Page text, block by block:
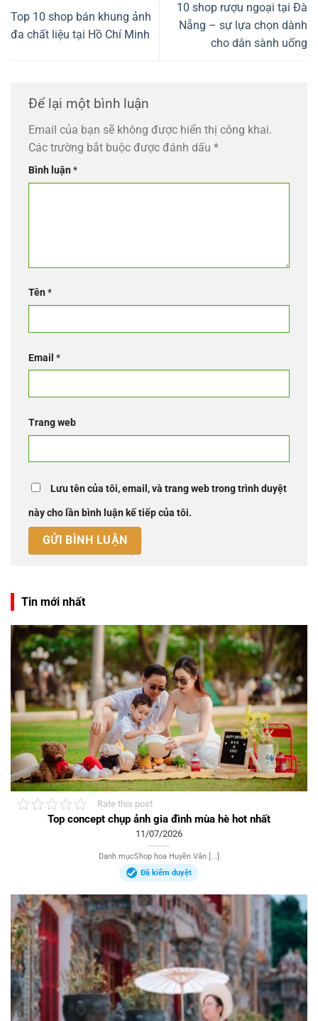
Top 10 shop bán khung ảnh
đa chất liệu tại Hồ Chí Minh
10 shop rượu ngoại tại Đà
Nẵng – sự lựa chọn dành
cho dân sành uống
Để lại một bình luận
Email của bạn sẽ không được hiển thị công khai.
Các trường bắt buộc được đánh dấu *
Bình luận*
Tên*
Email *
Trang web
Lưu tên của tôi, email, và trang web trong trình duyệt
này cho lần bình luận kế tiếp của tôi.
Tin mới nhất
Rate this post
Top concept chụp ảnh gia đình mùa hè hot nhất
11/07/2026
Danh mụcShop hoa Huyền Vân [...]
Đã kiểm duyệt